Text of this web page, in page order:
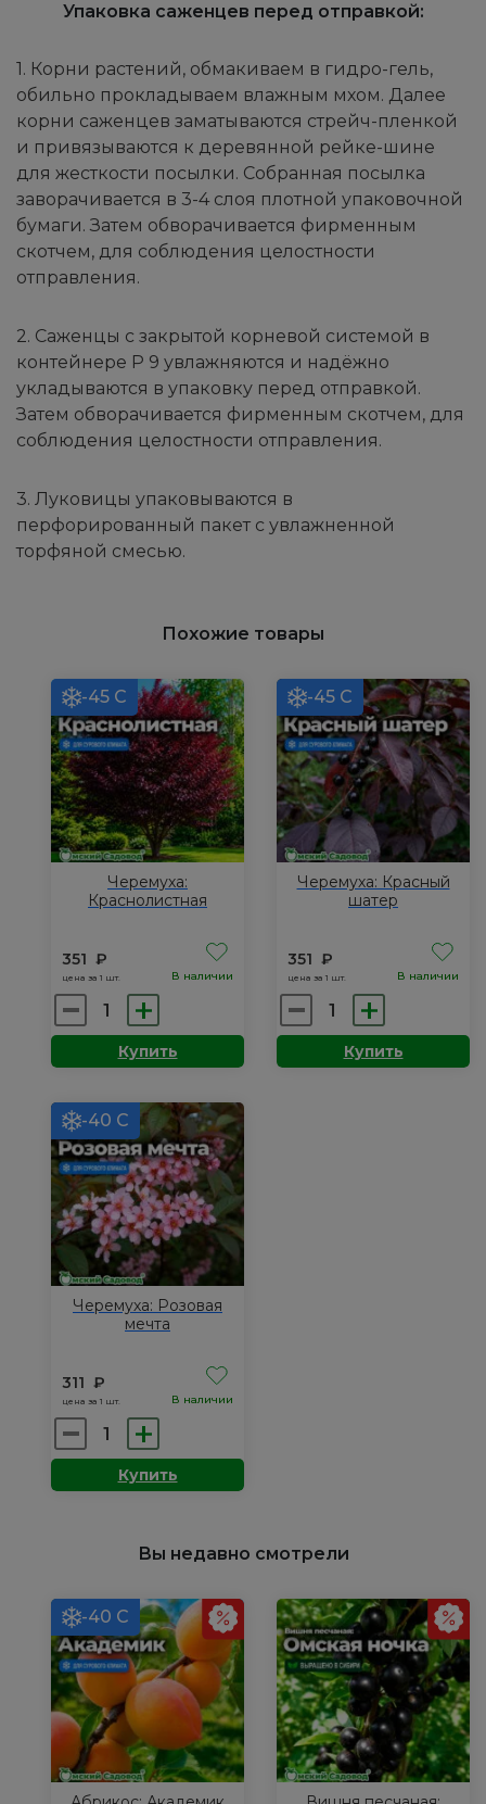
Упаковка саженцев перед отправкой:
1. Корни растений, обмакиваем в гидро-гель,
обильно прокладываем влажным мхом. Далее
корни саженцев заматываются стрейч-пленкой
и привязываются к деревянной рейке-шине
для жесткости посылки. Собранная посылка
заворачивается в 3-4 слоя плотной упаковочной
бумаги. Затем обворачивается фирменным
скотчем, для соблюдения целостности
отправления.
2. Саженцы с закрытой корневой системой в
контейнере Р 9 увлажняются и надёжно
укладываются в упаковку перед отправкой.
Затем обворачивается фирменным скотчем, для
соблюдения целостности отправления.
3. Луковицы упаковываются в
перфорированный пакет с увлажненной
торфяной смесью.
Похожие товары
-45 С
Черемуха:
Краснолистная
351 ₽
цена за 1 шт. В наличии
Количество
товара
Черемуха:Купить
-45 С
Черемуха: Красный
шатер
351 ₽
цена за 1 шт. В наличии
Количество
товара
Черемуха:Купить
-40 С
Черемуха: Розовая
мечта
311 ₽
цена за 1 шт. В наличии
Количество
товара
Черемуха:Купить
Вы недавно смотрели
-40 С